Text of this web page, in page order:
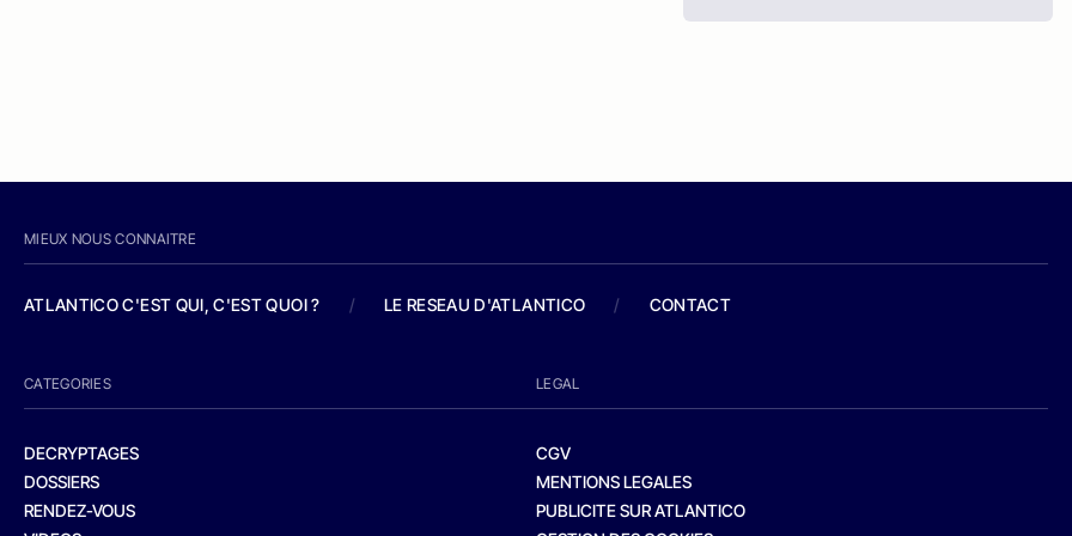
MIEUX NOUS CONNAITRE
ATLANTICO C'EST QUI, C'EST QUOI ? / LE RESEAU D'ATLANTICO / CONTACT
CATEGORIES
DECRYPTAGES
DOSSIERS
RENDEZ-VOUS
LEGAL
CGV
MENTIONS LEGALES
PUBLICITE SUR ATLANTICO